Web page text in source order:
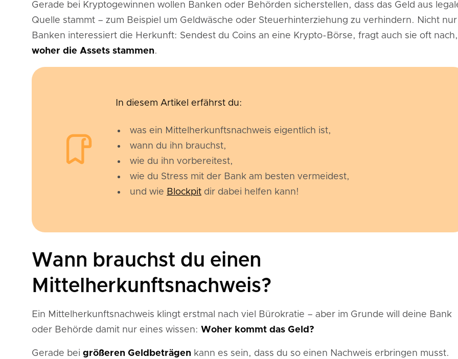
Gerade bei Kryptogewinnen wollen Banken oder Behörden sicherstellen, dass das Geld aus
Quelle stammt – zum Beispiel um Geldwäsche oder Steuerhinterziehung zu verhindern. Nicht nur
Banken interessiert die Herkunft: Sendest du Coins an eine Krypto-Börse, fragt auch sie oft nach,
woher die Assets stammen.
In diesem Artikel erfährst du:
was ein Mittelherkunftsnachweis eigentlich ist,
wann du ihn brauchst,
wie du ihn vorbereitest,
wie du Stress mit der Bank am besten vermeidest,
und wie Blockpit dir dabei helfen kann!
Wann brauchst du einen
Mittelherkunftsnachweis?
Ein Mittelherkunftsnachweis klingt erstmal nach viel Bürokratie – aber im Grunde will deine Bank
oder Behörde damit nur eines wissen: Woher kommt das Geld?
Gerade bei größeren Geldbeträgen kann es sein, dass du so einen Nachweis erbringen musst.